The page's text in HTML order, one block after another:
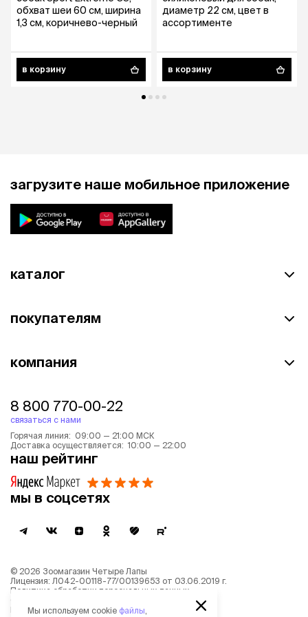
Максимальный вес — 3 кг.
обхват шеи 60 см, ширина
1,3 см, коричнево-черный
в корзину
диаметр 22 см, цвет в
ассортименте
в корзину
загрузите наше мобильное приложение
каталог
покупателям
компания
8 800 770-00-22
связаться с нами
Горячая линия: 09:00 — 21:00 МСК
Доставка осуществляется: 10:00 — 22:00
наш рейтинг
мы в соцсетях
© 2026 Зоомагазин Четыре Лапы
Лицензия: Л042-00118-77/00139653 от 03.06.2019 г.
Политика обработки персональных данных
Согласие на обработку персональных данных
Пользовательское соглашение
Мы используем cookie файлы